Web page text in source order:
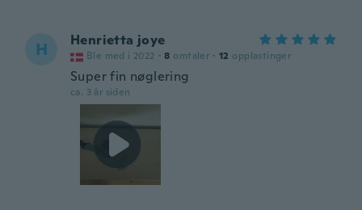
H Henrietta joye
Ble med i 2022 · 8 omtaler · 12 opplastinger
Super fin nøglering
ca. 3 år siden